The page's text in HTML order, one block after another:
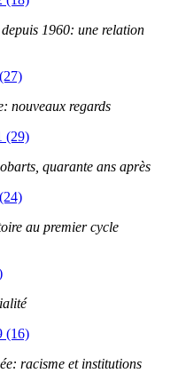
1960: une relation
nouveaux regards
(29)
quarante ans après
au premier cycle
(16)
racisme et institutions